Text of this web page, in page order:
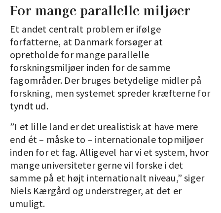
er tidligere chef for Det Økonomiske Råds
Sekretariat og direktør for SFI (Vive, Det
Nationale Forsknings- og Analysecenter
for Velfærd). Tidligere adjungeret
professor ved Syddansk Universitet samt
tidligere formand for Udvalget for kvalitet
og relevans af de videregående
uddannelser.
For mange parallelle miljøer
Et andet centralt problem er ifølge
forfatterne, at Danmark forsøger at
opretholde for mange parallelle
forskningsmiljøer inden for de samme
fagområder. Der bruges betydelige midler på
forskning, men systemet spreder kræfterne for
tyndt ud.
”I et lille land er det urealistisk at have mere
end ét – måske to – internationale topmiljøer
inden for et fag. Alligevel har vi et system, hvor
mange universiteter gerne vil forske i det
samme på et højt internationalt niveau,” siger
Niels Kærgård og understreger, at det er
umuligt.